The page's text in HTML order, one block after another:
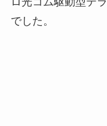
でした。